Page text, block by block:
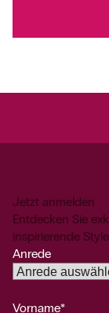
Jetzt anmelden
Entdecken Sie
inspirierende
Anrede
Vorname*